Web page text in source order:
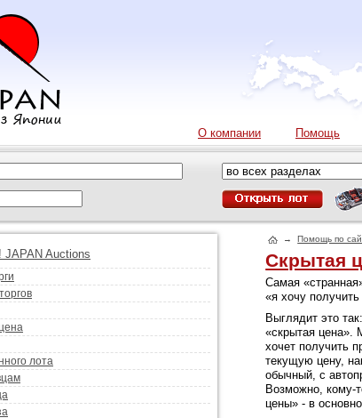
О компании Помощь
JAPAN Auctions
лота
→ Помощь по
Скрытая
Самая
«я хочу
Выглядит это
«скрытая цена».
хочет получить
текущую цену,
обычный, с
Возможно, кому-
цены» - в